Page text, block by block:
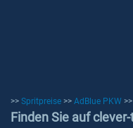
>> Spritpreise >> AdBlue PKW >>
Finden Sie auf